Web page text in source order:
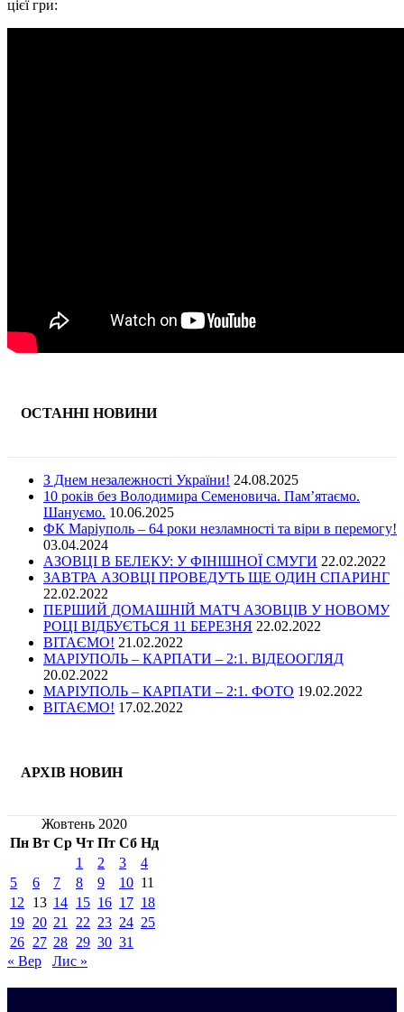
цієї гри:
ОСТАННІ НОВИНИ
З Днем незалежності України! 24.08.2025
10 років без Володимира Семеновича. Пам’ятаємо.
Шануємо. 10.06.2025
ФК Маріуполь – 64 роки незламності та віри в перемогу!
03.04.2024
АЗОВЦІ В БЕЛЕКУ: У ФІНІШНОЇ СМУГИ 22.02.2022
ЗАВТРА АЗОВЦІ ПРОВЕДУТЬ ЩЕ ОДИН СПАРИНГ
22.02.2022
ПЕРШИЙ ДОМАШНІЙ МАТЧ АЗОВЦІВ У НОВОМУ
РОЦІ ВІДБУЄТЬСЯ 11 БЕРЕЗНЯ 22.02.2022
ВІТАЄМО! 21.02.2022
МАРІУПОЛЬ – КАРПАТИ – 2:1. ВІДЕООГЛЯД
20.02.2022
МАРІУПОЛЬ – КАРПАТИ – 2:1. ФОТО 19.02.2022
ВІТАЄМО! 17.02.2022
АРХІВ НОВИН
Жовтень 2020
Пн Вт Ср Чт Пт Сб Нд
1
2 3
4
5
6 7 8 9 10 11
12
13 14 15 16 17 18
19 20 21 22 23 24 25
26 27 28 29 30 31
« Вер
Лис »